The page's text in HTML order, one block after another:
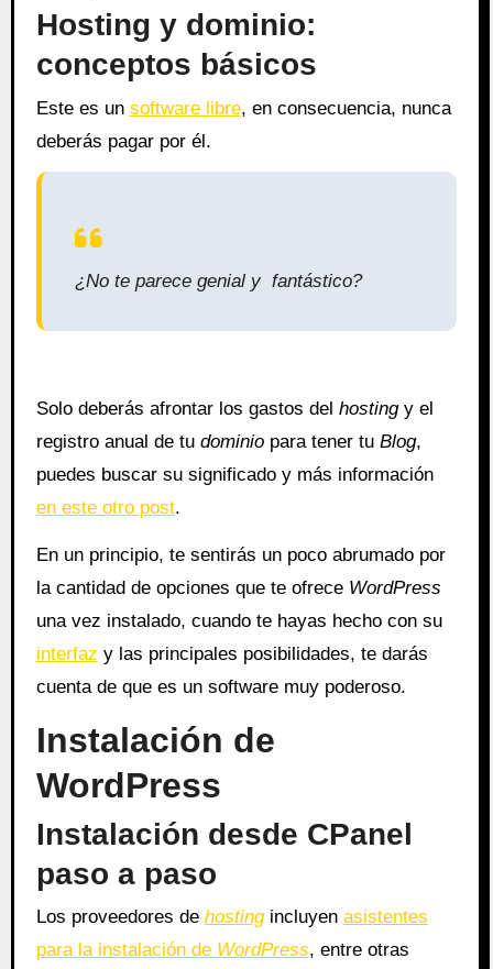
Hosting y dominio:
conceptos básicos
Este es un software libre, en consecuencia, nunca
deberás pagar por él.
¿No te parece genial y fantástico?
Solo deberás afrontar los gastos del hostingy el
registro anual de tu dominiopara tener tu Blog,
puedes buscar su significado y más información
en este otro post.
En un principio, te sentirás un poco abrumado por
la cantidad de opciones que te ofrece WordPress
una vez instalado, cuando te hayas hecho con su
interfaz y las principales posibilidades, te darás
cuenta de que es un software muy poderoso.
Instalación de
WordPress
Instalación desde CPanel
paso a paso
Los proveedores de hostingincluyen asistentes
para la instalación de WordPress, entre otras